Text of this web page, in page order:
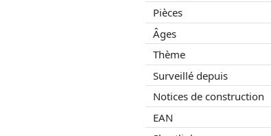
Pièces
Âges
Thème
Surveillé depuis
Notices de construction
EAN